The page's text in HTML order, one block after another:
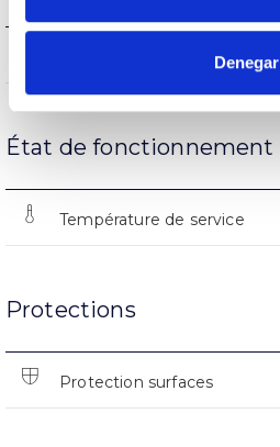
Denegar
État de fonctionnement
Température de service
Protections
Protection surfaces